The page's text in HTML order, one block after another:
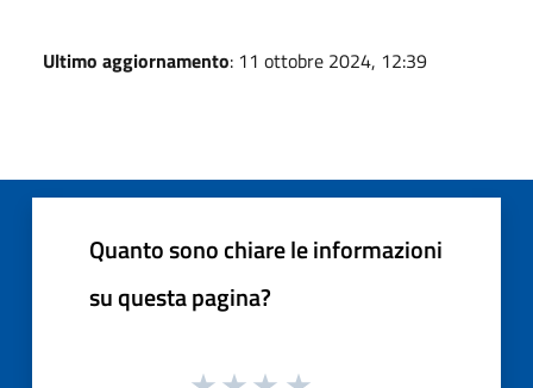
Ultimo aggiornamento: 11 ottobre 2024, 12:39
Quanto sono chiare le informazioni
su questa pagina?